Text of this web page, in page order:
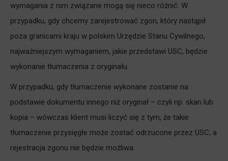
wymagania z nim związane mogą się nieco różnić. W
przypadku, gdy chcemy zarejestrować zgon, który nastąpił
poza granicami kraju w polskim Urzędzie Stanu Cywilnego,
najważniejszym wymaganiem, jakie przedstawi USC, będzie
wykonanie tłumaczenia z oryginału.
W przypadku, gdy tłumaczenie wykonane zostanie na
podstawie dokumentu innego niż oryginał – czyli np. skan lub
kopia – wówczas klient musi liczyć się z tym, że takie
tłumaczenie przysięgłe może zostać odrzucone przez USC, a
rejestracja zgonu nie będzie możliwa.